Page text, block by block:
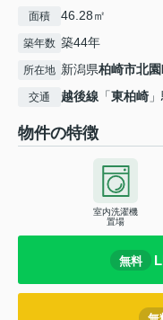
面積 46.28㎡
築年数 築44年
所在地 新潟県柏崎市北
交通 越後線 「東柏崎
物件の特徴
室内洗濯機
置場
無料